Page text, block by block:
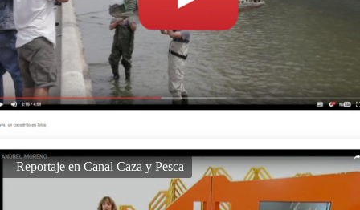
Reportaje en Canal Caza y Pesca